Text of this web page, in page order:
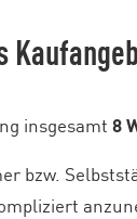
insgesamt8
bzw.